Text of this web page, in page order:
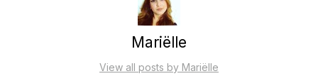
Mariëlle
View all posts by Mariëlle